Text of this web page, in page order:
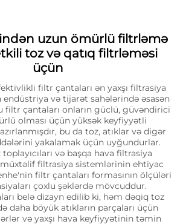
uzun ömürlü filtrləmə
toz və qatıq filtrləməsi
üçün
filtr çantaları ən yaxşı filtrasiya
endüstriya və tijarət sahələrində əsasən
filtr çantaları onların güclü, güvəndirici
olması üçün yüksək keyfiyyətli
bu da toz, atıklar və digər
yakalamak üçün uyğundurlar.
və başqa hava filtrasiya
filtrasiya sistemlərinin ehtiyac
filtr çantaları formasının ölçüləri
çoxlu şəklərdə mövcuddur.
belə dizayn edilib ki, həm dəqiq toz
daha böyük atıkların parçaları üçün
və yaxşı hava keyfiyyətinin təmin